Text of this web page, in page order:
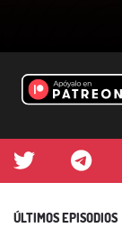
ÚLTIMOS EPISODIOS